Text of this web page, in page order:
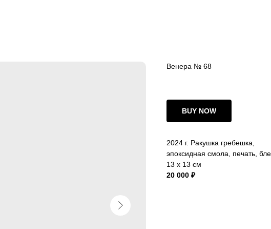
Венера № 68
BUY NOW
2024 г. Ракушка гребешка,
эпоксидная смола, печать,
13 x 13 cм
20 000 ₽